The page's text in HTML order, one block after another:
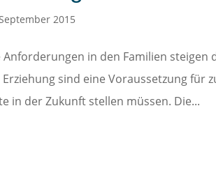
2015
in den Familien steigen
sind eine Voraussetzung für
in der Zukunft stellen müssen. Die...